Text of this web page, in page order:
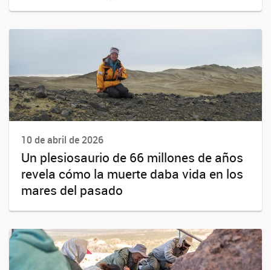
10 de abril de 2026
Un plesiosaurio de 66 millones de años
revela cómo la muerte daba vida en los
mares del pasado